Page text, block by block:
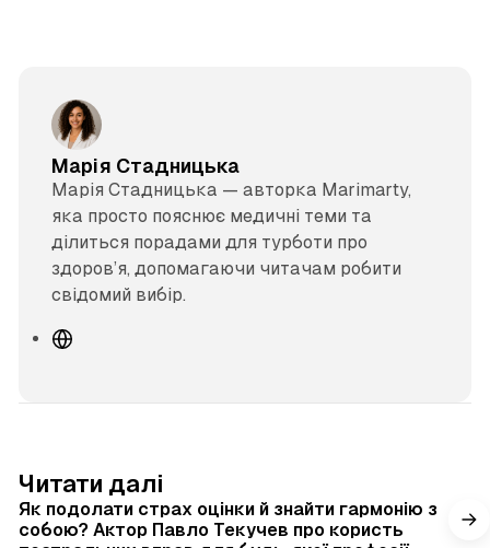
Марія Стадницька
Марія Стадницька — авторка Marimarty,
яка просто пояснює медичні теми та
ділиться порадами для турботи про
здоров’я, допомагаючи читачам робити
свідомий вибір.
В
т
Читати далі
Як подолати страх оцінки й знайти гармонію з
собою? Актор Павло Текучев про користь